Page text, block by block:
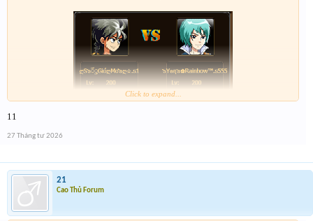
Click to expand...
11
27 Tháng tư 2026
21
Cao Thủ Forum